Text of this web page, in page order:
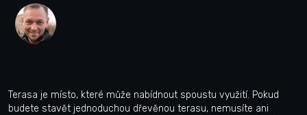
Terasa je místo, které může nabídnout spoustu využití. Pokud
budete stavět jednoduchou dřevěnou terasu, nemusíte ani